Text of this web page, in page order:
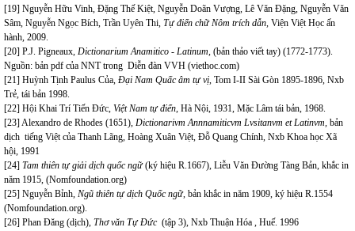
[19] Nguyễn Hữu Vinh, Đặng Thế Kiệt, Nguyễn Doãn Vượng, Lê Văn Đặng, Nguyễn Văn
Sâm, Nguyễn Ngọc Bích, Trần Uyên Thi, Tự điển chữ Nôm trích dẫn, Viện Việt Học ấn
hành, 2009.
[20] P.J. Pigneaux, Dictionarium Anamitico - Latinum, (bản thảo viết tay) (1772-1773).
Nguồn: bản pdf của NNT trong Diễn đàn VVH (viethoc.com)
[21] Huỳnh Tịnh Paulus Của, Đại Nam Quấc âm tự vị, Tom I-II Sài Gòn 1895-1896, Nxb
Trẻ, tái bản 1998.
[22] Hội Khai Trí Tiến Đức, Việt Nam tự điển, Hà Nội, 1931, Mặc Lâm tái bản, 1968.
[23] Alexandro de Rhodes (1651), Dictionarivm Annnamiticvm Lvsitanvm et Latinvm, bản
dịch tiếng Việt của Thanh Lãng, Hoàng Xuân Việt, Đỗ Quang Chính, Nxb Khoa học Xã
hội, 1991
[24] Tam thiên tự giải dịch quốc ngữ(ký hiệu R.1667), Liễu Văn Đường Tàng Bản, khắc in
năm 1915, (Nomfoundation.org)
[25] Nguyễn Bỉnh, Ngũ thiên tự dịch Quốc ngữ, bản khắc in năm 1909, ký hiệu R.1554
(Nomfoundation.org).
[26] Phan Đăng (dịch), Thơ văn Tự Đức (tập 3), Nxb Thuận Hóa , Huế. 1996